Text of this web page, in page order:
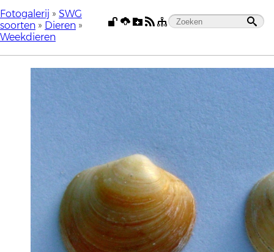
Fotogalerij » SWG
soorten » Dieren »
Weekdieren